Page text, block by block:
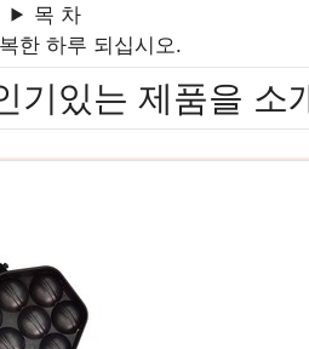
목 차
한 하루 되십시오.
기있는 제품을 소